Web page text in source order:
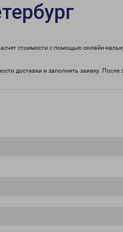
стоимости с помощью онлайн-
доставки и заполнить заявку. После